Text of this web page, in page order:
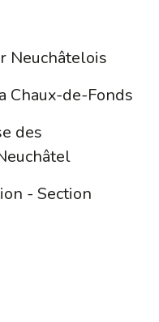
Neuchâtelois
Chaux-de-Fonds
des
- Section